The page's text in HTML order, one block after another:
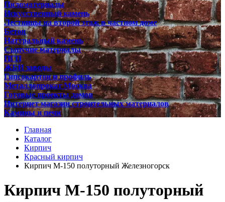
Пиломатериалы
Искусственный камень
Лестницы на второй этаж в частном доме
Бетон
Натуральный камень
Сыпучие материалы
ПГП
ЖБИ заводы
Гипсокартон и профиль
Металлопрокат Москва
Готовые проекты домов
Интернет магазин строительных материалов
Камины и печи
Главная
Каталог
Кирпич
Красный кирпич
Кирпич М-150 полуторный Железногорск
Кирпич М-150 полуторный